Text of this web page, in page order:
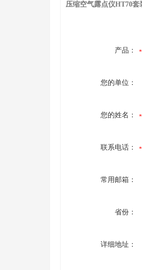
压缩空气露点仪HT70套
产品：
您的单位：
您的姓名：
联系电话：
常用邮箱：
省份：
详细地址：